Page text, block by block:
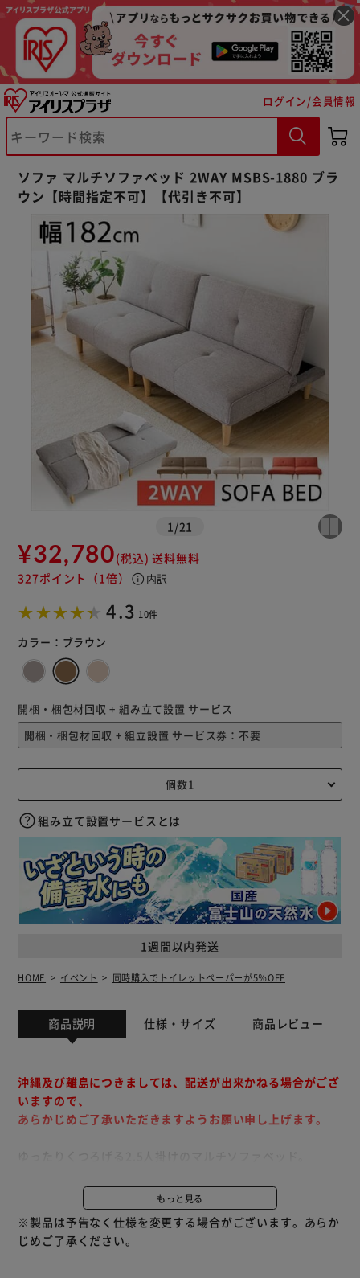
ログイン/会員情報
ソファ マルチソファベッド 2WAY MSBS-1880 ブラ
ウン【時間指定不可】【代引き不可】
1 /21
¥32,780(税込) 送料無料
327ポイント （1倍） info 内訳
4.3 10件
カラー： ブラウン
1週間以内発送
開梱・梱包材回収 + 組み立て設置 サービス
組み立て設置サービスとは
HOME イベント 同時購入でトイレットペーパーが5％OFF
商品説明 仕様・サイズ 商品レビュー
沖縄及び離島につきましては、配送が出来かねる場合がござ
いますので、
あらかじめご了承いただきますようお願い申し上げます。
スタイル自由なセパレートタイプで、ご家族で使うリビング
やワンルームにもおすすめです。
カラーはグレー、レッド、ベージュ、ブラウンの4カラーか
もっと見る
※製品は予告なく仕様を変更する場合がございます。あらか
じめご了承ください。
カートに入れる